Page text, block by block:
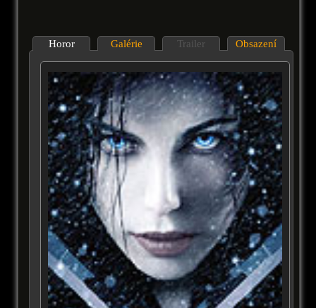
Horor Galérie Trailer Obsazení